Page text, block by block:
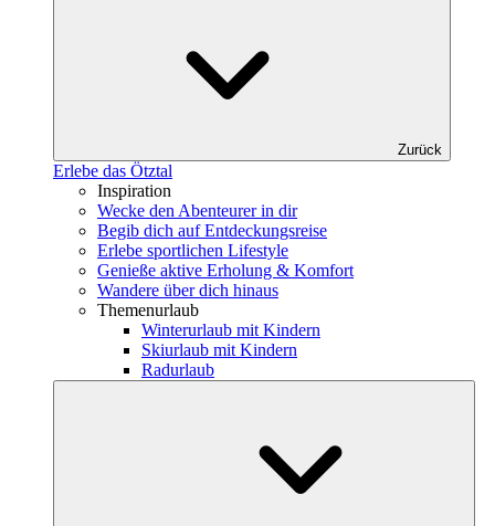
Zurück
Erlebe das Ötztal
Inspiration
Wecke den Abenteurer in dir
Begib dich auf Entdeckungsreise
Erlebe sportlichen Lifestyle
Genieße aktive Erholung & Komfort
Wandere über dich hinaus
Themenurlaub
Winterurlaub mit Kindern
Skiurlaub mit Kindern
Radurlaub